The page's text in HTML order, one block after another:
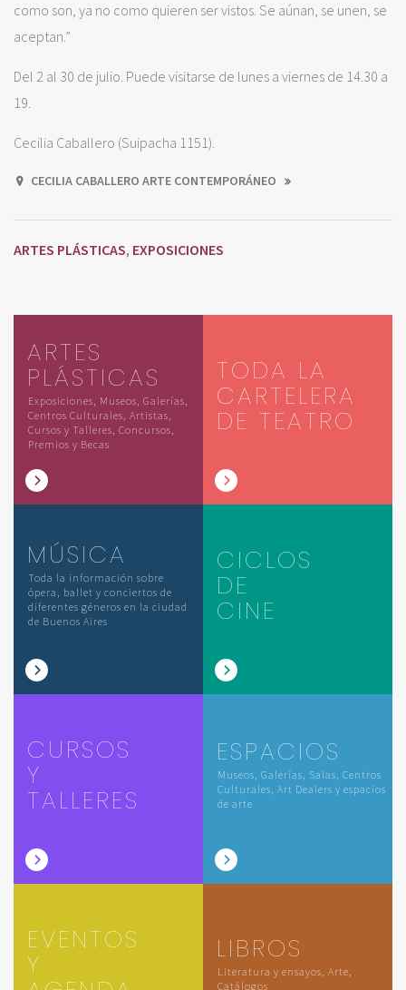
como son, ya no como quieren ser vistos. Se aúnan, se unen, se
aceptan.”
Del 2 al 30 de julio. Puede visitarse de lunes a viernes de 14.30 a
19.
Cecilia Caballero (Suipacha 1151).
CECILIA CABALLERO ARTE CONTEMPORÁNEO
ARTES PLÁSTICAS, EXPOSICIONES
ARTES
PLÁSTICAS
Exposiciones, Museos, Galerías,
Centros Culturales, Artistas,
Cursos y Talleres, Concursos,
Premios y Becas
TODA LA
CARTELERA
DE TEATRO
MÚSICA
Toda la información sobre
ópera, ballet y conciertos de
diferentes géneros en la ciudad
de Buenos Aires
CICLOS
DE
CINE
CURSOS
Y
TALLERES
ESPACIOS
Museos, Galerías, Salas, Centros
Culturales, Art Dealers y espacios
de arte
EVENTOS
Y LIBROS
Literatura y ensayos, Arte,
Catálogos